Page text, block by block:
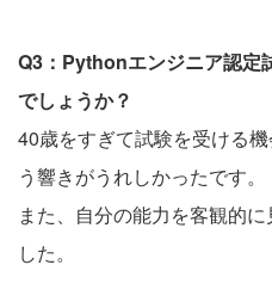
Q3：Pythonエンジニア認定
でしょうか？
40歳をすぎて試験を受ける
う響きがうれしかったです。
また、自分の能力を客観的
した。